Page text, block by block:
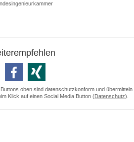
oben sind datenschutzkonform und
Klick auf einen Social Media Button (Datenschutz).